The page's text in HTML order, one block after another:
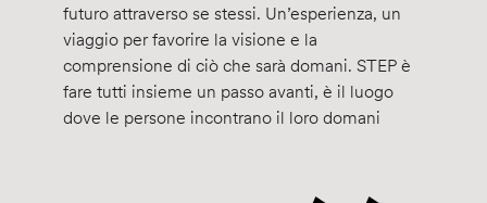
futuro attraverso se stessi. Un’esperienza, un
viaggio per favorire la visione e la
comprensione di ciò che sarà domani. STEP è
fare tutti insieme un passo avanti, è il luogo
dove le persone incontrano il loro domani